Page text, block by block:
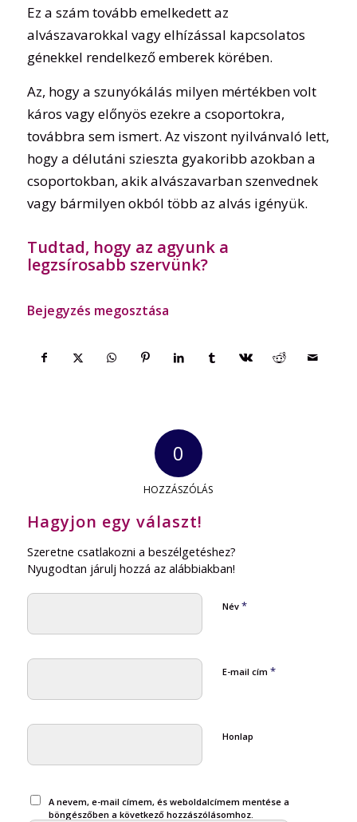
Ez a szám tovább emelkedett az
alvászavarokkal vagy elhízással kapcsolatos
génekkel rendelkező emberek körében.
Az, hogy a szunyókálás milyen mértékben volt
káros vagy előnyös ezekre a csoportokra,
továbbra sem ismert. Az viszont nyilvánvaló lett,
hogy a délutáni szieszta gyakoribb azokban a
csoportokban, akik alvászavarban szenvednek
vagy bármilyen okból több az alvás igényük.
Tudtad, hogy az agyunk a
legzsírosabb szervünk?
Bejegyzés megosztása
0
HOZZÁSZÓLÁS
Hagyjon egy választ!
Szeretne csatlakozni a beszélgetéshez?
Nyugodtan járulj hozzá az alábbiakban!
Név *
E-mail cím *
Honlap
A nevem, e-mail címem, és weboldalcímem mentése a
böngészőben a következő hozzászólásomhoz.